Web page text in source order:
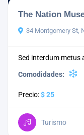
The Nation
34 Montgomery St,
Sed interdum metus
Comodidades:
Precio:$ 25
Turismo